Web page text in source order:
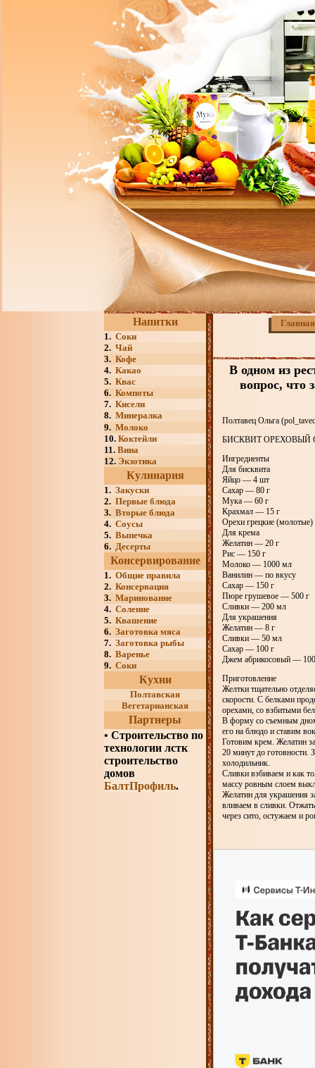
Напитки
1. Соки
2. Чай
3. Кофе
4. Какао
5. Квас
6. Компоты
7. Кисели
8. Минералка
9. Молоко
10. Коктейли
11. Вина
12. Экзотика
Кулинария
1. Закуски
2. Первые блюда
3. Вторые блюда
4. Соусы
5. Выпечка
6. Десерты
Консервирование
1. Общие правила
2. Консервация
3. Маринование
4. Соление
5. Квашение
6. Заготовка мяса
7. Заготовка рыбы
8. Варенье
9. Соки
Кухни
Полтавская
Вегетарианская
Партнеры
• Строительство по
технологии лстк
строительство
домов
БалтПрофиль.
Главная
В одном из
вопрос, что
Полтавец Ольга
БИСКВИТ
Ингредиенты
Для бисквита
Яйцо — 4 шт
Сахар — 80 г
Мука — 60 г
Крахмал — 15 г
Орехи грецкие
Для крема
Желатин — 20 г
Рис — 150 г
Молоко — 1000 мл
Ванилин — по вкусу
Сахар — 150 г
Пюре грушевое — 500 г
Сливки — 200 мл
Для украшения
Желатин — 8 г
Сливки — 50 мл
Сахар — 100 г
Джем абрикосовый —
Приготовление
Желтки тщательно
скорости. С белками
орехами, со взбитыми
В форму со съемным
его на блюдо и ставим
Готовим крем. Желатин
20 минут до готовности.
холодильник.
Сливки взбиваем и как
массу ровным слоем
Желатин для украшения
вливаем в сливки.
через сито, остужаем и